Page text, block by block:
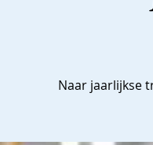
Naar jaarlijkse